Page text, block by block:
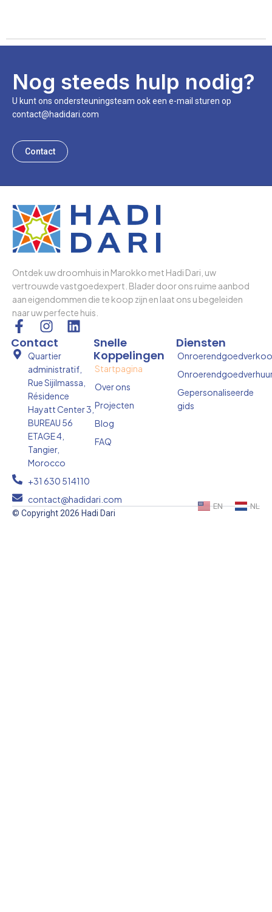
Nog steeds hulp nodig?
U kunt ons ondersteuningsteam ook een e-mail sturen op
contact@hadidari.com
Contact
Ontdek uw droomhuis in Marokko met Hadi Dari, uw
vertrouwde vastgoedexpert. Blader door ons ruime aanbod
aan eigendommen die te koop zijn en laat ons u begeleiden
naar uw perfecte huis.
F
a
c
I
n
s
t
a
g
r
a
m
L
k
e
i
Snelle
Koppelingen
Startpagina
Over ons
Projecten
Blog
FAQ
Diensten
Gepersonaliseerde
gids
Contact
Quartier
administratif,
Rue Sijilmassa,
Résidence
Hayatt Center 3,
BUREAU 56
ETAGE 4,
Tangier,
Morocco
+31 630 514110
contact@hadidari.com
© Copyright 2026 Hadi Dari
EN NL